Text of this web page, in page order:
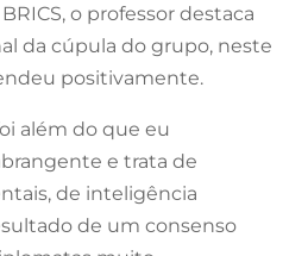
o professor destaca
da cúpula do grupo, neste
positivamente.
além do que eu
e trata de
de inteligência
de um consenso